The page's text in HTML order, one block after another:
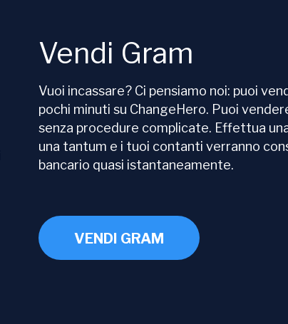
Vendi Gram
Vuoi incassare? Ci pensiamo noi: puoi
pochi minuti su ChangeHero. Puoi
senza procedure complicate. Effettua
una tantum e i tuoi contanti verranno
bancario quasi istantaneamente.
VENDI GRAM